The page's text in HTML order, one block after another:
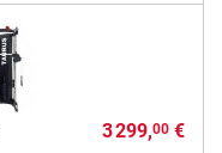
3 299,00€